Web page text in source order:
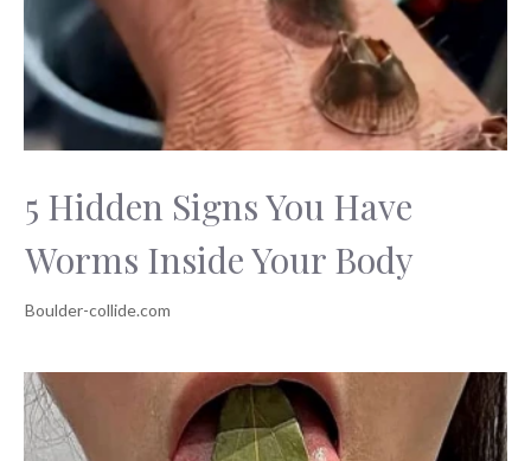
5 Hidden Signs You Have
Worms Inside Your Body